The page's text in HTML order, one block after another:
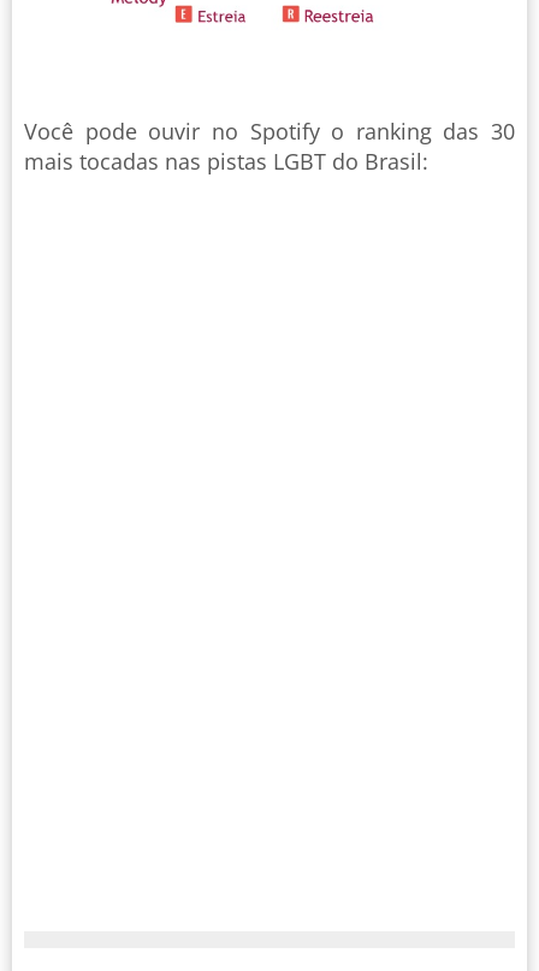
Você pode ouvir no Spotify o ranking das 30
mais tocadas nas pistas LGBT do Brasil: